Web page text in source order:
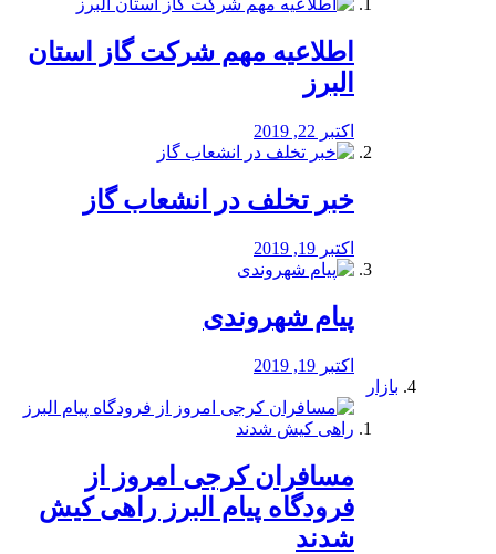
️اطلاعیه مهم شرکت گاز استان
البرز
اکتبر 22, 2019
خبر تخلف در انشعاب گاز
اکتبر 19, 2019
پیام شهروندی
اکتبر 19, 2019
بازار
مسافران کرجی امروز از
فرودگاه پیام البرز راهی کیش
شدند